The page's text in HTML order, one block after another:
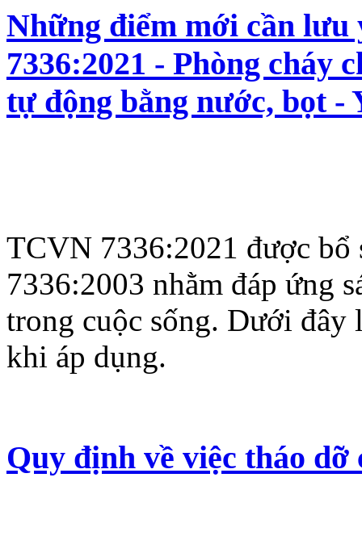
Những điểm mới cần
7336:2021 - Phòng cháy
tự động bằng nước, bọt -
TCVN 7336:2021 được
7336:2003 nhằm đáp ứng
trong cuộc sống. Dưới
khi áp dụng.
Quy định về việc tháo dỡ